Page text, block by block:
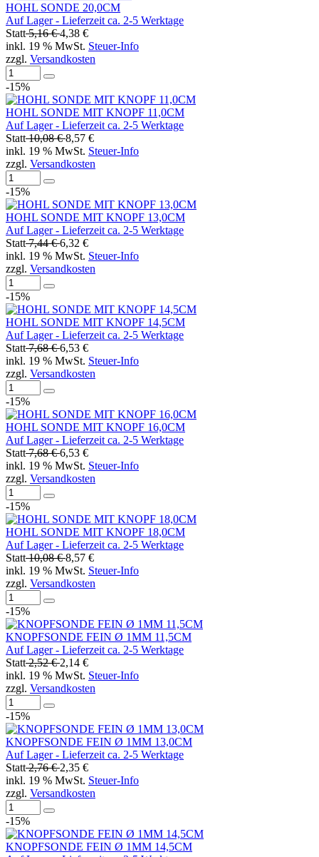
HOHL SONDE 20,0CM
Auf Lager - Lieferzeit ca. 2-5 Werktage
Statt5,16 €4,38 €
inkl. 19 % MwSt. Steuer-Info
zzgl. Versandkosten
-15%
HOHL SONDE MIT KNOPF 11,0CM
Auf Lager - Lieferzeit ca. 2-5 Werktage
Statt10,08 €8,57 €
inkl. 19 % MwSt. Steuer-Info
zzgl. Versandkosten
-15%
HOHL SONDE MIT KNOPF 13,0CM
Auf Lager - Lieferzeit ca. 2-5 Werktage
Statt7,44 €6,32 €
inkl. 19 % MwSt. Steuer-Info
zzgl. Versandkosten
-15%
HOHL SONDE MIT KNOPF 14,5CM
Auf Lager - Lieferzeit ca. 2-5 Werktage
Statt7,68 €6,53 €
inkl. 19 % MwSt. Steuer-Info
zzgl. Versandkosten
-15%
HOHL SONDE MIT KNOPF 16,0CM
Auf Lager - Lieferzeit ca. 2-5 Werktage
Statt7,68 €6,53 €
inkl. 19 % MwSt. Steuer-Info
zzgl. Versandkosten
-15%
HOHL SONDE MIT KNOPF 18,0CM
Auf Lager - Lieferzeit ca. 2-5 Werktage
Statt10,08 €8,57 €
inkl. 19 % MwSt. Steuer-Info
zzgl. Versandkosten
-15%
KNOPFSONDE FEIN Ø 1MM 11,5CM
Auf Lager - Lieferzeit ca. 2-5 Werktage
Statt2,52 €2,14 €
inkl. 19 % MwSt. Steuer-Info
zzgl. Versandkosten
-15%
KNOPFSONDE FEIN Ø 1MM 13,0CM
Auf Lager - Lieferzeit ca. 2-5 Werktage
Statt2,76 €2,35 €
inkl. 19 % MwSt. Steuer-Info
zzgl. Versandkosten
-15%
KNOPFSONDE FEIN Ø 1MM 14,5CM